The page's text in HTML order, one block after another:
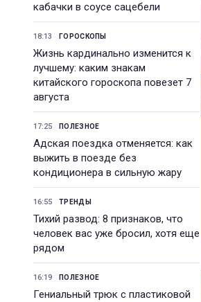
кабачки в соусе сацебели
18:13 ГОРОСКОПЫ
Жизнь кардинально изменится к
лучшему: каким знакам
китайского гороскопа повезет 7
августа
17:25 ПОЛЕЗНОЕ
Адская поездка отменяется: как
выжить в поезде без
кондиционера в сильную жару
16:55 ТРЕНДЫ
Тихий развод: 8 признаков, что
человек вас уже бросил, хотя еще
рядом
16:19 ПОЛЕЗНОЕ
Гениальный трюк с пластиковой